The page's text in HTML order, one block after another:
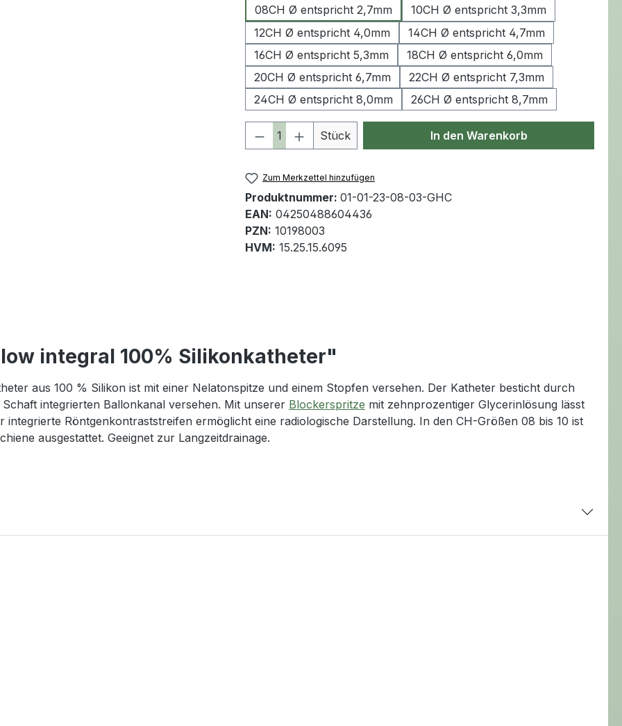
08CH Ø entspricht 2,7mm
10CH Ø entspricht 3,3mm
12CH Ø entspricht 4,0mm
14CH Ø entspricht 4,7mm
16CH Ø entspricht 5,3mm
18CH Ø entspricht 6,0mm
20CH Ø entspricht 6,7mm
22CH Ø entspricht 7,3mm
24CH Ø entspricht 8,0mm
26CH Ø entspricht 8,7mm
Produkt Anzahl: Gib den gewünschten Wert
Stück In den Warenkorb
Zum Merkzettel hinzufügen
Produktnummer: 01-01-23-08-03-GHC
EAN: 04250488604436
PZN: 10198003
HVM: 15.25.15.6095
integral 100% Silikonkatheter"
aus 100 % Silikon ist mit einer Nelatonspitze und einem Stopfen versehen. Der Katheter besticht durch
integrierten Ballonkanal versehen. Mit unserer Blockerspritze mit zehnprozentiger Glycerinlösung lässt
Röntgenkontraststreifen ermöglicht eine radiologische Darstellung. In den CH-Größen 08 bis 10 ist
ausgestattet. Geeignet zur Langzeitdrainage.